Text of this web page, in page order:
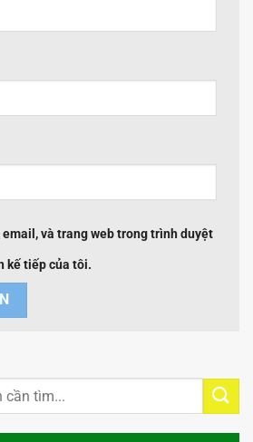
và trang web trong trình duyệt
kế tiếp của tôi.